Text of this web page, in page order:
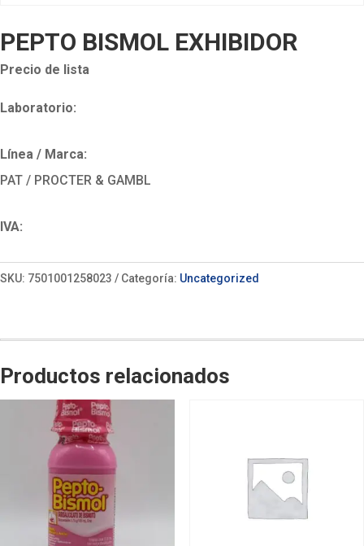
PEPTO BISMOL EXHIBIDOR
Precio de lista
Laboratorio:
Línea / Marca:
PAT / PROCTER & GAMBL
IVA:
SKU: 7501001258023 Categoría: Uncategorized
Productos relacionados